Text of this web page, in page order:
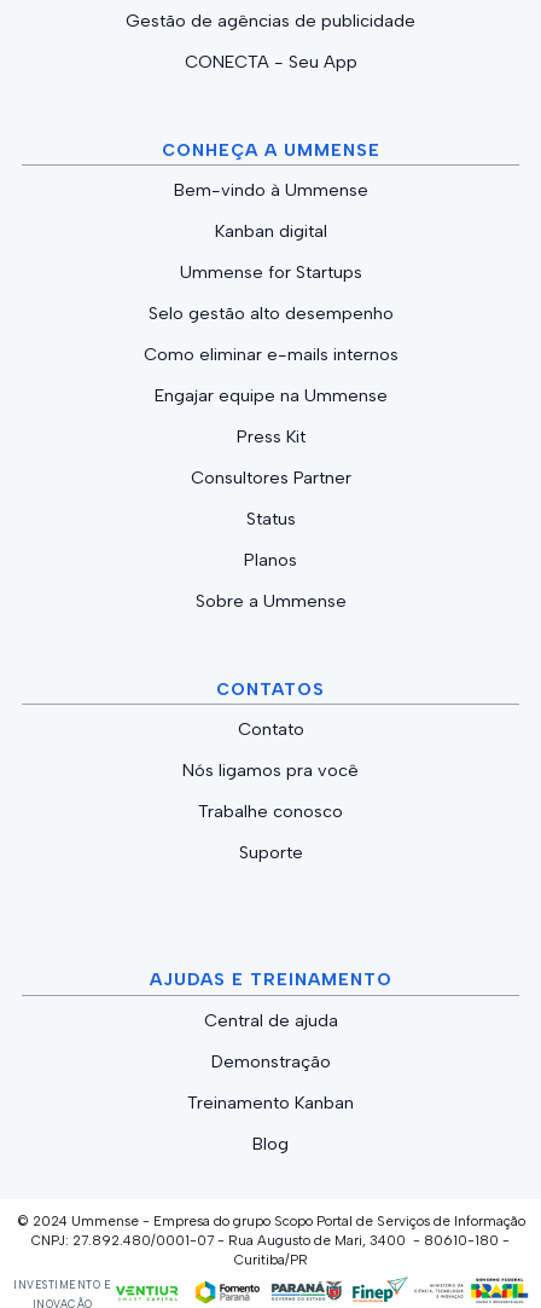
Gestão de agências de publicidade
CONECTA - Seu App
CONHEÇA A UMMENSE
Bem-vindo à Ummense
Kanban digital
Ummense for Startups
Selo gestão alto desempenho
Como eliminar e-mails internos
Engajar equipe na Ummense
Press Kit
Consultores Partner
Status
Planos
Sobre a Ummense
CONTATOS
Contato
Nós ligamos pra você
Trabalhe conosco
Suporte
AJUDAS E TREINAMENTO
Central de ajuda
Demonstração
Treinamento Kanban
Blog
© 2024 Ummense - Empresa do grupo Scopo Portal de Serviços de Informação
CNPJ: 27.892.480/0001-07 - Rua Augusto de Mari, 3400 - 80610-180 -
Curitiba/PR
INVESTIMENTO E
INOVAÇÃO